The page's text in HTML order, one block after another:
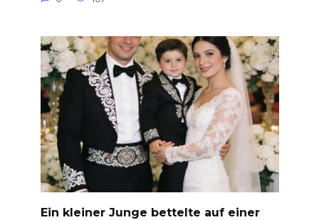
Ein kleiner Junge bettelte auf einer